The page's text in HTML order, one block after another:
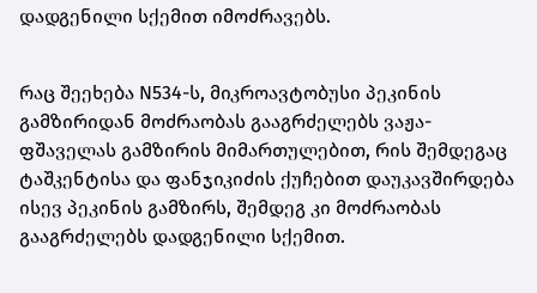
დადგენილი სქემით იმოძრავებს.
რაც შეეხება N534-ს, მიკროავტობუსი პეკინის
გამზირიდან მოძრაობას გააგრძელებს ვაჟა-
ფშაველას გამზირის მიმართულებით, რის შემდეგაც
ტაშკენტისა და ფანჯიკიძის ქუჩებით დაუკავშირდება
ისევ პეკინის გამზირს, შემდეგ კი მოძრაობას
გააგრძელებს დადგენილი სქემით.